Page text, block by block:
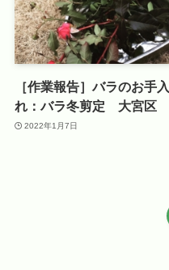
［作業報告］バラのお手入
れ：バラ冬剪定 大宮区
2022年1月7日